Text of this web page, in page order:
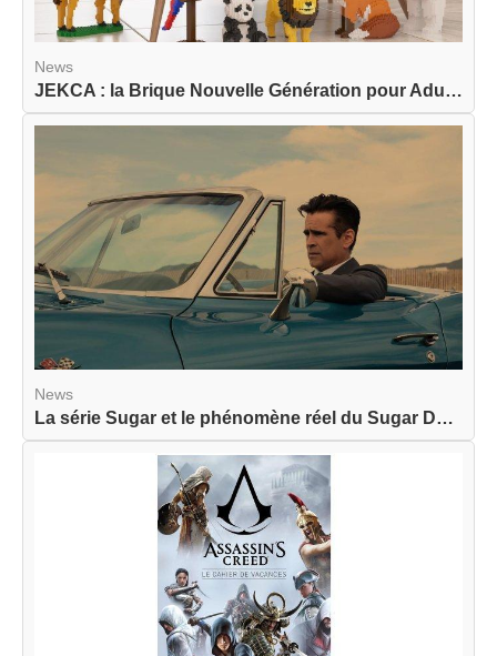
News
JEKCA : la Brique Nouvelle Génération pour Adult...
News
La série Sugar et le phénomène réel du Sugar Dat...